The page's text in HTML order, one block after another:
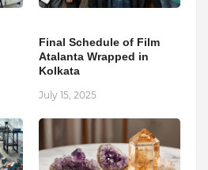
Final Schedule of Film
Atalanta Wrapped in
Kolkata
July 15, 2025